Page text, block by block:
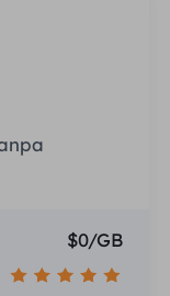
$0/GB